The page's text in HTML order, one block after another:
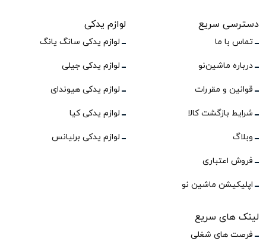
دسترسی سریع
تماس با ما
درباره ماشین‌نو
قوانین و مقررات
شرایط بازگشت کالا
وبلاگ
فروش اعتباری
اپلیکیشن ماشین نو
لوازم یدکی
لوازم یدکی سانگ یانگ
لوازم یدکی جیلی
لوازم یدکی هیوندای
لوازم یدکی کیا
لوازم یدکی برلیانس
لینک های سریع
فرصت های شغلی